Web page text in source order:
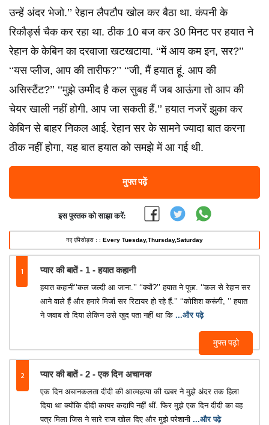
उन्हें अंदर भेजो.’’ रेहान लैपटौप खोल कर बैठा था. कंपनी के
रिकौर्ड्स चैक कर रहा था. ठीक 10 बज कर 30 मिनट पर हयात ने
रेहान के केबिन का दरवाजा खटखटाया. ‘‘में आय कम इन, सर?’’
‘‘यस प्लीज, आप की तारीफ?’’ ‘‘जी, मैं हयात हूं. आप की
असिस्टैंट?’’ ‘‘मुझे उम्मीद है कल सुबह मैं जब आऊंगा तो आप की
चेयर खाली नहीं होगी. आप जा सकती हैं.’’ हयात नजरें झुका कर
केबिन से बाहर निकल आई. रेहान सर के सामने ज्यादा बात करना
ठीक नहीं होगा, यह बात हयात को समझे में आ गई थी.
मुफ्त पढ़ें
इस पुस्तक को साझा करें:
नए एपिसोड्स : : Every Tuesday,Thursday,Saturday
1 प्यार की बातें - 1 - हयात कहानी
मुफ्त पढ़ो
हयात कहानी‘‘कल जल्दी आ जाना.’’ ‘‘क्यों?’’ हयात ने पूछा. ‘‘कल से रेहान सर
आने वाले हैं और हमारे मिर्जा सर रिटायर हो रहे हैं.’’ ‘‘कोशिश करूंगी, ’’ हयात
ने जवाब तो दिया लेकिन उसे खुद पता नहीं था कि ...और पढ़े
2 प्यार की बातें - 2 - एक दिन अचानक
एक दिन अचानकलता दीदी की आत्महत्या की खबर ने मुझे अंदर तक हिला
दिया था क्योंकि दीदी कायर कदापि नहीं थीं. फिर मुझे एक दिन दीदी का वह
पत्र मिला जिस ने सारे राज खोल दिए और मुझे परेशानी ...और पढ़े